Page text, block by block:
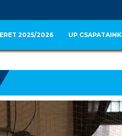
2025/2026 UP CSAPATAINK